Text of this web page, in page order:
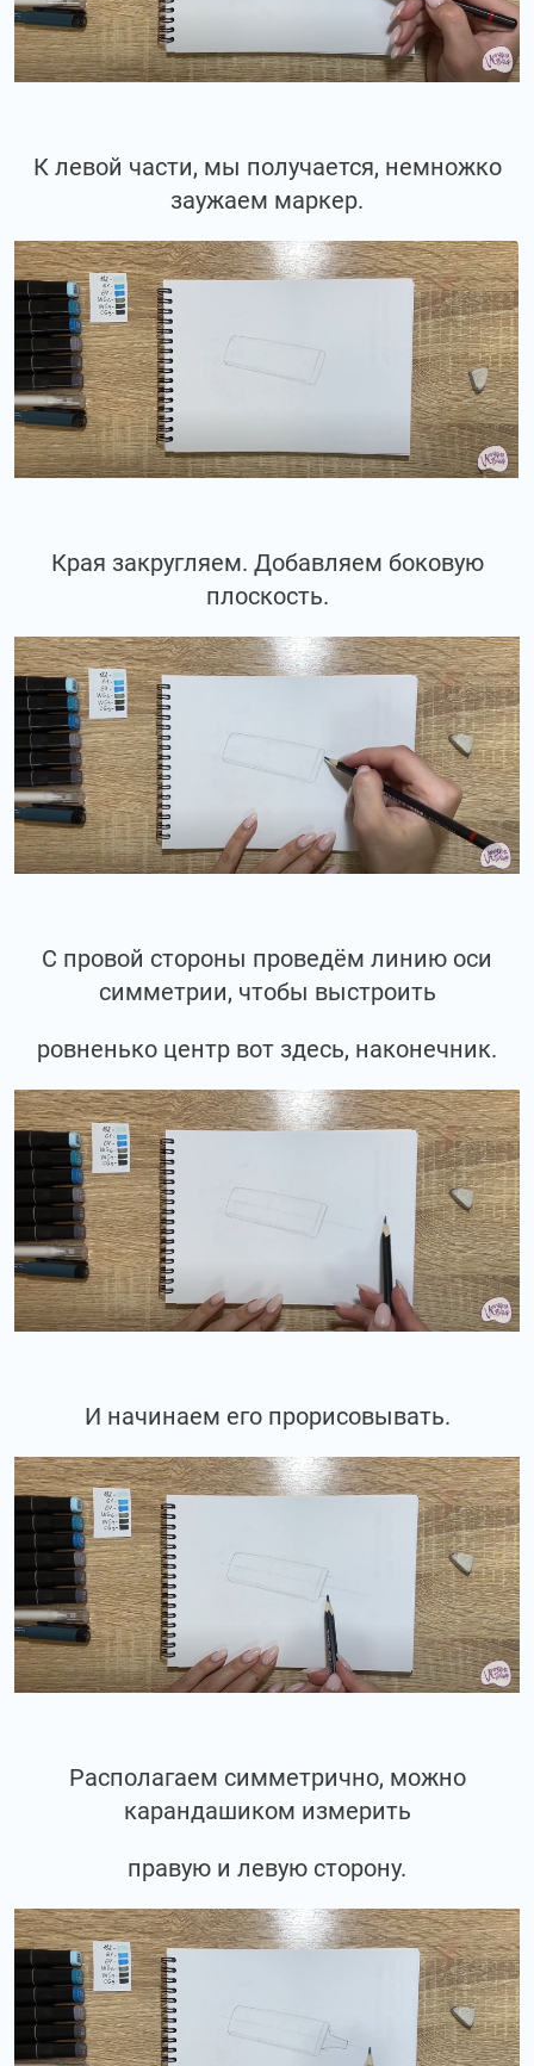
К левой части, мы получается, немножко
заужаем маркер.
Края закругляем. Добавляем боковую
плоскость.
С провой стороны проведём линию оси
симметрии, чтобы выстроить
ровненько центр вот здесь, наконечник.
И начинаем его прорисовывать.
Располагаем симметрично, можно
карандашиком измерить
правую и левую сторону.